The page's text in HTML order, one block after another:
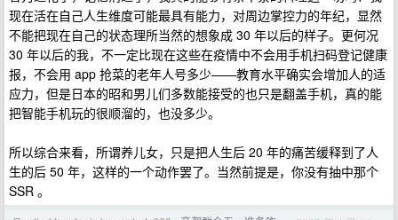
现在活在自己人生维度可能最具有能力，对周边掌控力的年纪，显然
不能把现在自己的状态理所当然的想象成 30 年以后的样子。更何况
30 年以后的我，不一定比现在这些在疫情中不会用手机扫码登记健康
报，不会用 app 抢菜的老年人号多少——教育水平确实会增加人的适
应力，但是日本的昭和男儿们多数能接受的也只是翻盖手机，真的能
把智能手机玩的很顺溜的，也没多少。
所以综合来看，所谓养儿女，只是把人生后 20 年的痛苦缓释到了人
生的后 50 年，这样的一个动作罢了。当然前提是，你没有抽中那个
SSR 。